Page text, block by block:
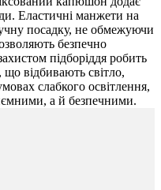
Еластичні манжети на
посадку, не обмежуючи
безпечно
підборіддя робить
відбивають світло,
слабкого освітлення,
а й безпечними.